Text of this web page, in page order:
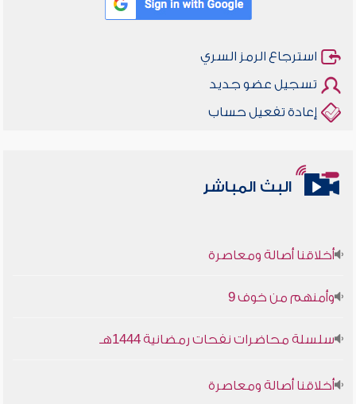
استرجاع الرمز السري
تسجيل عضو جديد
إعادة تفعيل حساب
البث المباشر
أخلاقنا أصالة ومعاصرة
وأمنهم من خوف 9
سلسلة محاضرات نفحات رمضانية 1444هـ
أخلاقنا أصالة ومعاصرة